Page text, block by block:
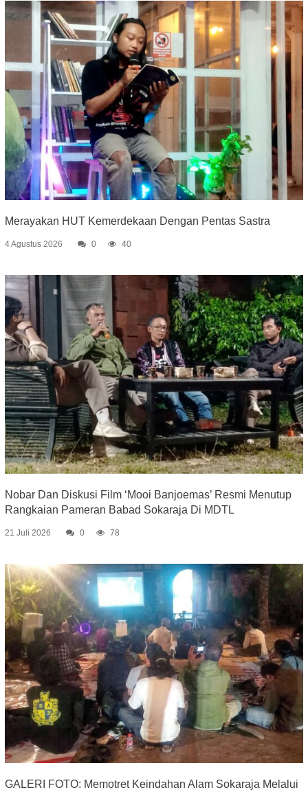
Merayakan HUT Kemerdekaan Dengan Pentas Sastra
4 Agustus 2026 0 40
Nobar Dan Diskusi Film ‘Mooi Banjoemas’ Resmi Menutup
Rangkaian Pameran Babad Sokaraja Di MDTL
21 Juli 2026 0 78
GALERI FOTO: Memotret Keindahan Alam Sokaraja Melalui